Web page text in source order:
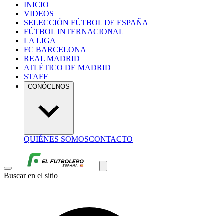
INICIO
VIDEOS
SELECCIÓN FÚTBOL DE ESPAÑA
FÚTBOL INTERNACIONAL
LA LIGA
FC BARCELONA
REAL MADRID
ATLÉTICO DE MADRID
STAFF
CONÓCENOS
QUIÉNES SOMOSCONTACTO
Buscar en el sitio